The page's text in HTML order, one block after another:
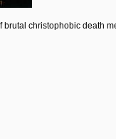
brutal christophobic death